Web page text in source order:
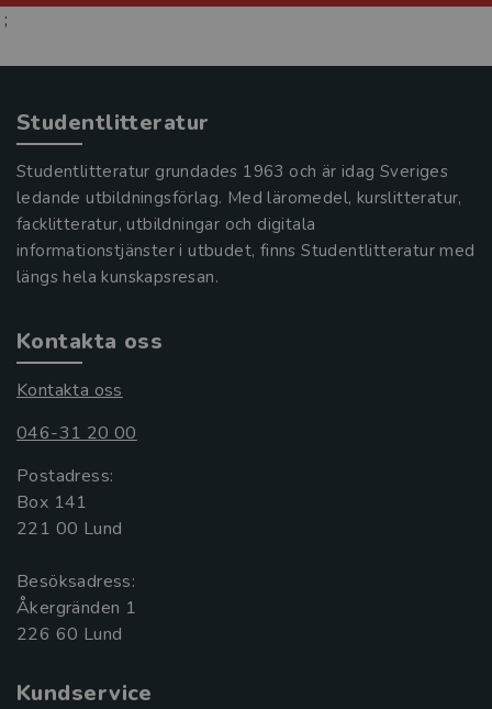
;
Studentlitteratur
Studentlitteratur grundades 1963 och är idag Sveriges
ledande utbildningsförlag. Med läromedel, kurslitteratur,
facklitteratur, utbildningar och digitala
informationstjänster i utbudet, finns Studentlitteratur med
längs hela kunskapsresan.
Kontakta oss
Kontakta oss
046-31 20 00
Postadress:
Box 141
221 00 Lund
Besöksadress:
Åkergränden 1
Kundservice